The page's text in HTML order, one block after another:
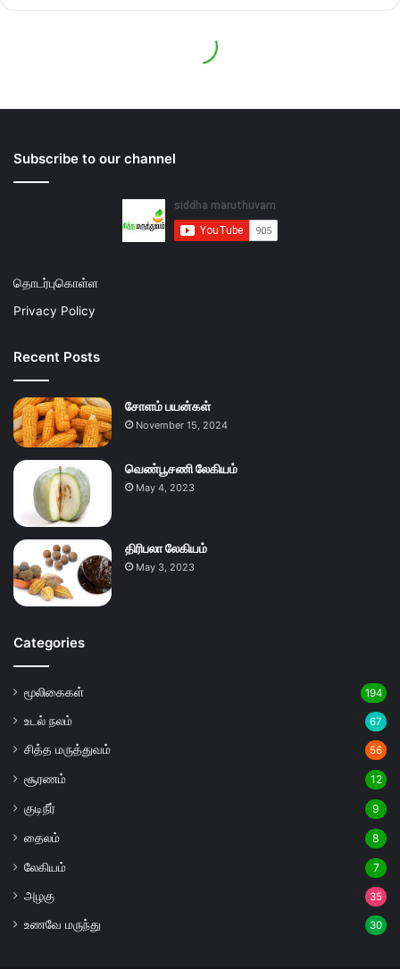
Subscribe to our channel
தொடர்புகொள்ள
Privacy Policy
Recent Posts
சோளம் பயன்கள்
November 15, 2024
வெண்பூசணி லேகியம்
May 4, 2023
திரிபலா லேகியம்
May 3, 2023
Categories
மூலிகைகள் 194
உடல் நலம் 67
சித்த மருத்துவம் 56
சூரணம் 12
குடிநீர் 9
தைலம் 8
லேகியம் 7
அழகு 35
உணவே மருந்து 30